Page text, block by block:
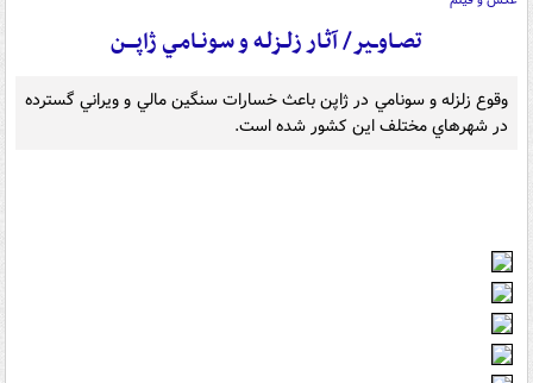
تصــاوــير/ آثـار زلــزلـه و سـونــامـي ژاپــــن
وقوع زلزله و سونامي در ژاپن باعث خسارات سنگين مالي و ويراني گسترده
در شهرهاي مختلف اين کشور شده است.